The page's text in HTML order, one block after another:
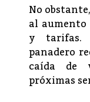
No
al
y tarifas.
panadero
caída de
próximas